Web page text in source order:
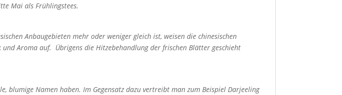
Mai als Frühlingstees.
Anbaugebieten mehr oder weniger gleich ist, weisen die chinesischen
Aroma auf. Übrigens die Hitzebehandlung der frischen Blätter geschieht
blumige Namen haben. Im Gegensatz dazu vertreibt man zum Beispiel Darjeeling